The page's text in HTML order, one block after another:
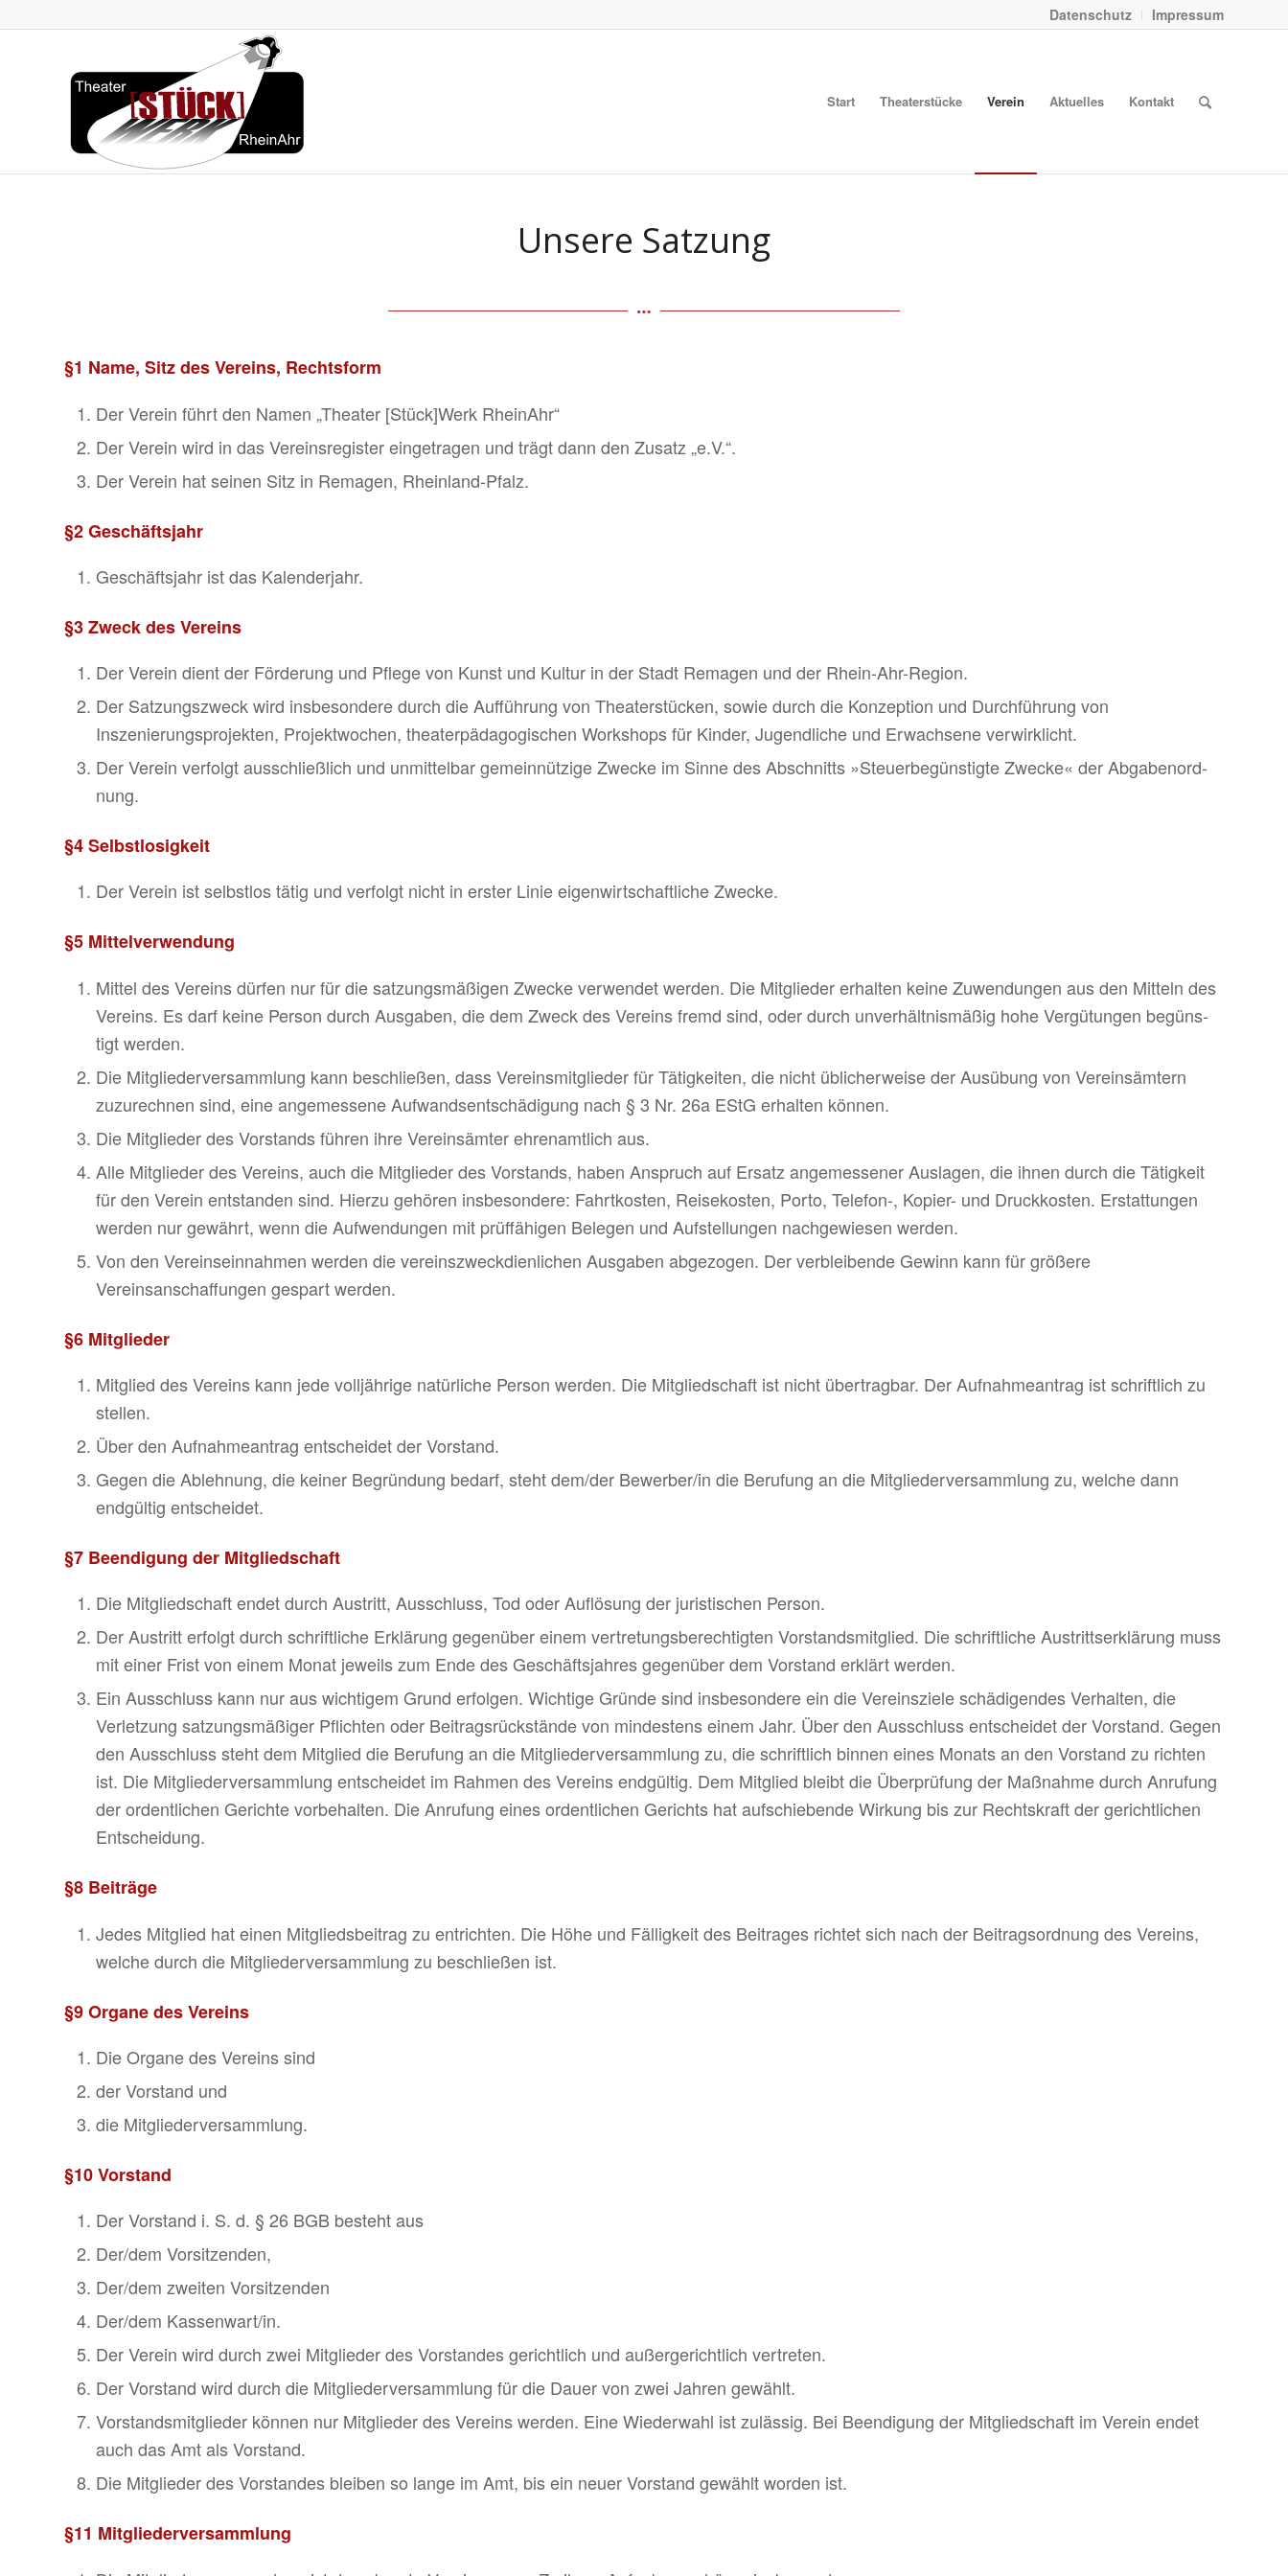
Datenschutz Impressum
Start Theaterstücke Verein Aktuelles Kontakt
Unsere Satzung
§1 Name, Sitz des Vereins, Rechtsform
Der Verein führt den Namen „Theater [Stück]Werk RheinAhr“
Der Verein wird in das Vereinsregister eingetragen und trägt dann den Zusatz „e.V.“.
Der Verein hat seinen Sitz in Remagen, Rheinland-Pfalz.
§2 Geschäftsjahr
Geschäftsjahr ist das Kalenderjahr.
§3 Zweck des Vereins
Der Verein dient der Förderung und Pflege von Kunst und Kultur in der Stadt Remagen und der Rhein-Ahr-Region.
Der Satzungszweck wird insbesondere durch die Aufführung von Theaterstücken, sowie durch die Konzeption und Durchführung von
Inszenierungsprojekten, Projektwochen, theaterpädagogischen Workshops für Kinder, Jugendliche und Erwachsene verwirklicht.
Der Verein verfolgt ausschlie­ß­lich und unmit­telbar gemein­nüt­zige Zwecke im Sinne des Abschnitts »Steu­er­be­güns­tigte Zwecke« der Abga­ben­ord­
nung.
§4 Selbst­lo­sig­keit
Der Verein ist selbstlos tätig und verfolgt nicht in erster Linie eigen­wirt­schaft­liche Zwecke.
§5 Mittelverwendung
Mittel des Vereins dürfen nur für die satzungs­mä­ßigen Zwecke verwendet werden. Die Mitglieder erhalten keine Zuwen­dungen aus den Mitteln des
Vereins. Es darf keine Person durch Ausgaben, die dem Zweck des Vereins fremd sind, oder durch unver­hält­nis­mäßig hohe Vergü­tungen begüns­
tigt werden.
Die Mitgliederversammlung kann beschließen, dass Vereinsmitglieder für Tätigkeiten, die nicht üblicherweise der Ausübung von Vereinsämtern
zuzurechnen sind, eine angemessene Aufwandsentschädigung nach § 3 Nr. 26a EStG erhalten können.
Die Mitglieder des Vorstands führen ihre Vereinsämter ehrenamtlich aus.
Alle Mitglieder des Vereins, auch die Mitglieder des Vorstands, haben Anspruch auf Ersatz angemessener Auslagen, die ihnen durch die Tätigkeit
für den Verein entstanden sind. Hierzu gehören insbesondere: Fahrtkosten, Reisekosten, Porto, Telefon-, Kopier- und Druckkosten. Erstattungen
werden nur gewährt, wenn die Aufwendungen mit prüffähigen Belegen und Aufstellungen nachgewiesen werden.
Von den Vereinseinnahmen werden die vereinszweckdienlichen Ausgaben abgezogen. Der verbleibende Gewinn kann für größere
Vereinsanschaffungen gespart werden.
§6 Mitglieder
Mitglied des Vereins kann jede volljährige natürliche Person werden. Die Mitgliedschaft ist nicht übertragbar. Der Aufnahmeantrag ist schriftlich zu
stellen.
Über den Aufnahmeantrag entscheidet der Vorstand.
Gegen die Ablehnung, die keiner Begründung bedarf, steht dem/der Bewerber/in die Berufung an die Mitgliederversammlung zu, welche dann
endgültig entscheidet.
§7 Beendigung der Mitgliedschaft
Die Mitgliedschaft endet durch Austritt, Ausschluss, Tod oder Auflösung der juristischen Person.
Der Austritt erfolgt durch schriftliche Erklärung gegenüber einem vertretungsberechtigten Vorstandsmitglied. Die schriftliche Austrittserklärung muss
mit einer Frist von einem Monat jeweils zum Ende des Geschäftsjahres gegenüber dem Vorstand erklärt werden.
Ein Ausschluss kann nur aus wichtigem Grund erfolgen. Wichtige Gründe sind insbesondere ein die Vereinsziele schädigendes Verhalten, die
Verletzung satzungsmäßiger Pflichten oder Beitragsrückstände von mindestens einem Jahr. Über den Ausschluss entscheidet der Vorstand. Gegen
den Ausschluss steht dem Mitglied die Berufung an die Mitgliederversammlung zu, die schriftlich binnen eines Monats an den Vorstand zu richten
ist. Die Mitgliederversammlung entscheidet im Rahmen des Vereins endgültig. Dem Mitglied bleibt die Überprüfung der Maßnahme durch Anrufung
der ordentlichen Gerichte vorbehalten. Die Anrufung eines ordentlichen Gerichts hat aufschiebende Wirkung bis zur Rechtskraft der gerichtlichen
Entscheidung.
§8 Beiträge
Jedes Mitglied hat einen Mitglieds­bei­trag zu entrichten. Die Höhe und Fällig­keit des Beitrages richtet sich nach der Beitrags­ord­nung des Vereins,
welche durch die Mitgliederversamm­lung zu beschließen ist.
§9 Organe des Vereins
Die Organe des Vereins sind
der Vorstand und
die Mitglie­der­ver­samm­lung.
§10 Vorstand
Der Vorstand i. S. d. § 26 BGB besteht aus
Der/dem Vorsit­zenden,
Der/dem zweiten Vorsitzenden
Der/dem Kassen­wart/in.
Der Verein wird durch zwei Mitglieder des Vorstandes gericht­lich und außer­ge­richt­lich vertreten.
Der Vorstand wird durch die Mitglie­der­ver­samm­lung für die Dauer von zwei Jahren gewählt.
Vorstandsmitglieder können nur Mitglieder des Vereins werden. Eine Wieder­wahl ist zulässig. Bei Beendigung der Mitgliedschaft im Verein endet
auch das Amt als Vorstand.
Die Mitglieder des Vorstandes bleiben so lange im Amt, bis ein neuer Vorstand gewählt worden ist.
§11 Mitglie­der­ver­samm­lung